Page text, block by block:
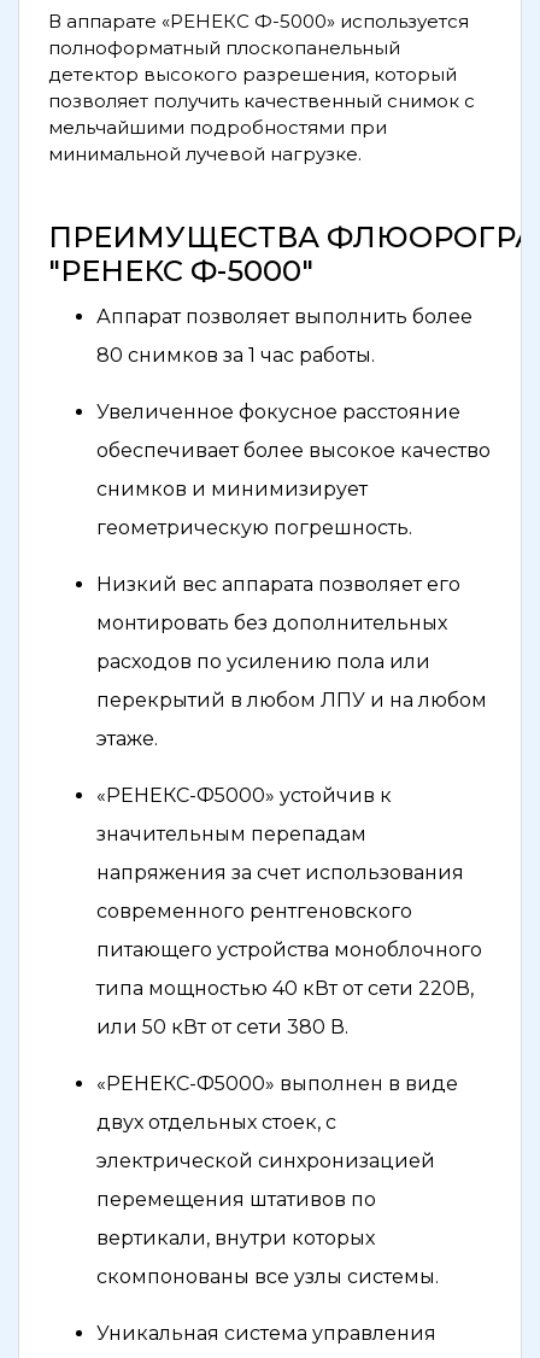
В аппарате «РЕНЕКС Ф-5000» используется
полноформатный плоскопанельный
детектор высокого разрешения, который
позволяет получить качественный снимок с
мельчайшими подробностями при
минимальной лучевой нагрузке.
ПРЕИМУЩЕСТВА
"РЕНЕКС Ф-5000"
Аппарат позволяет выполнить более
80 снимков за 1 час работы.
Увеличенное фокусное расстояние
обеспечивает более высокое качество
снимков и минимизирует
геометрическую погрешность.
Низкий вес аппарата позволяет его
монтировать без дополнительных
расходов по усилению пола или
перекрытий в любом ЛПУ и на любом
этаже.
«РЕНЕКС-Ф5000» устойчив к
значительным перепадам
напряжения за счет использования
современного рентгеновского
питающего устройства моноблочного
типа мощностью 40 кВт от сети 220В,
или 50 кВт от сети 380 В.
«РЕНЕКС-Ф5000» выполнен в виде
двух отдельных стоек, с
электрической синхронизацией
перемещения штативов по
вертикали, внутри которых
скомпонованы все узлы системы.
Уникальная система управления